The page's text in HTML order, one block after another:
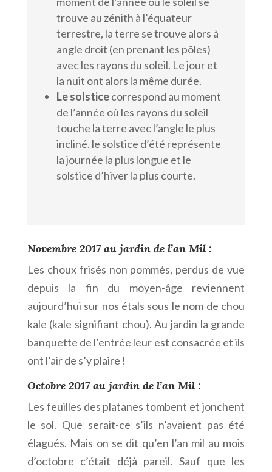
trouve au zénith à l’équateur
terrestre, la terre se trouve alors à
angle droit (en prenant les pôles)
avec les rayons du soleil. Le jour et
la nuit ont alors la même durée.
Le solsticecorrespond au moment
de l’année où les rayons du soleil
touche la terre avec l’angle le plus
incliné. le solstice d’été représente
la journée la plus longue et le
solstice d’hiver la plus courte.
Novembre 2017 au jardin de l’an Mil :
Les choux frisés non pommés, perdus de vue
depuis la fin du moyen-âge reviennent
aujourd’hui sur nos étals sous le nom de chou
kale (kale signifiant chou). Au jardin la grande
banquette de l’entrée leur est consacrée et ils
ont l’air de s’y plaire !
Octobre 2017 au jardin de l’an Mil :
Les feuilles des platanes tombent et jonchent
le sol. Que serait-ce s’ils n’avaient pas été
élagués. Mais on se dit qu’en l’an mil au mois
d’octobre c’était déjà pareil. Sauf que les